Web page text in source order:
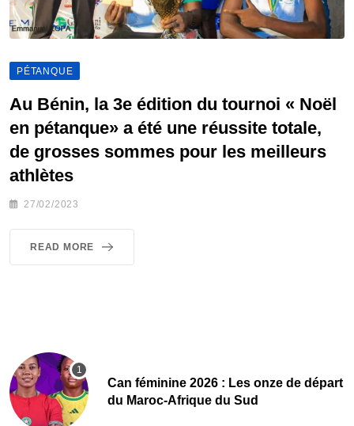
PÉTANQUE
Au Bénin, la 3e édition du tournoi « Noël
en pétanque» a été une réussite totale,
de grosses sommes pour les meilleurs
athlètes
27/02/2023
READ MORE
‎Can féminine 2026 : Les onze de départ
du Maroc-Afrique du Sud